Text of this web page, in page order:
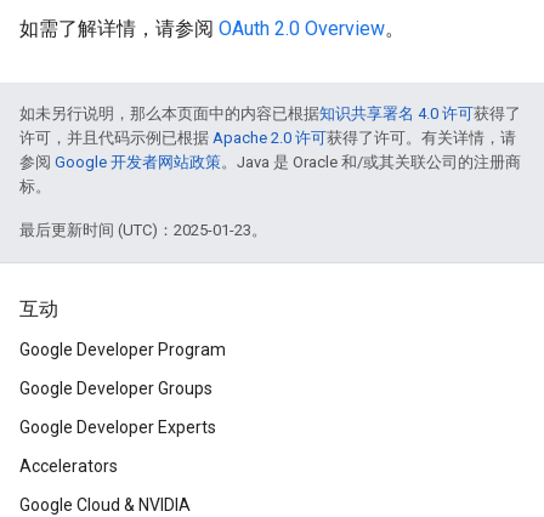
如需了解详情，请参阅 OAuth 2.0 Overview。
如未另行说明，那么本页面中的内容已根据知识共享署名 4.0 许可获得了
许可，并且代码示例已根据 Apache 2.0 许可获得了许可。有关详情，请
参阅 Google 开发者网站政策。Java 是 Oracle 和/或其关联公司的注册商
标。
最后更新时间 (UTC)：2025-01-23。
互动
Google Developer Program
Google Developer Groups
Google Developer Experts
Accelerators
Google Cloud & NVIDIA